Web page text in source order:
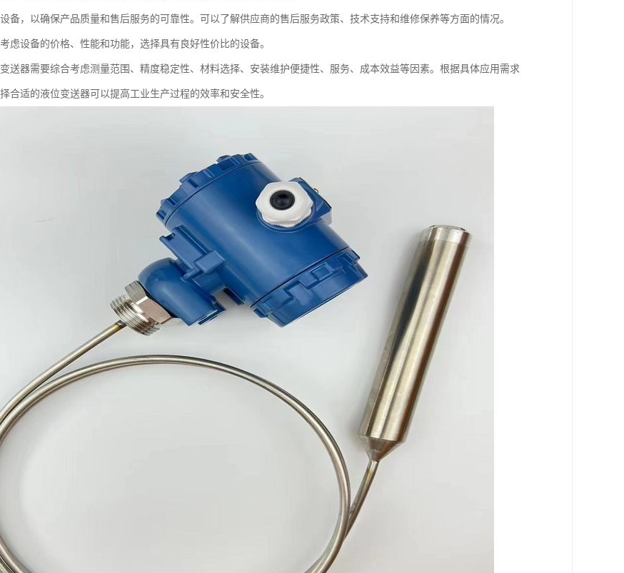
备，以确保产品质量和售后服务的可靠性。可以了解供应商的售后服务政策、技术支持和维修保养等方面的情况。
虑设备的价格、性能和功能，选择具有良好性价比的设备。
送器需要综合考虑测量范围、精度稳定性、材料选择、安装维护便捷性、服务、成本效益等因素。根据具体应用需求
合适的液位变送器可以提高工业生产过程的效率和安全性。